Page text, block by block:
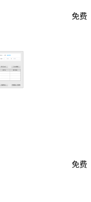
免费
免费